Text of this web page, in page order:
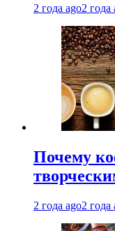
2 года ago2 года
Почему
2 года ago2 года